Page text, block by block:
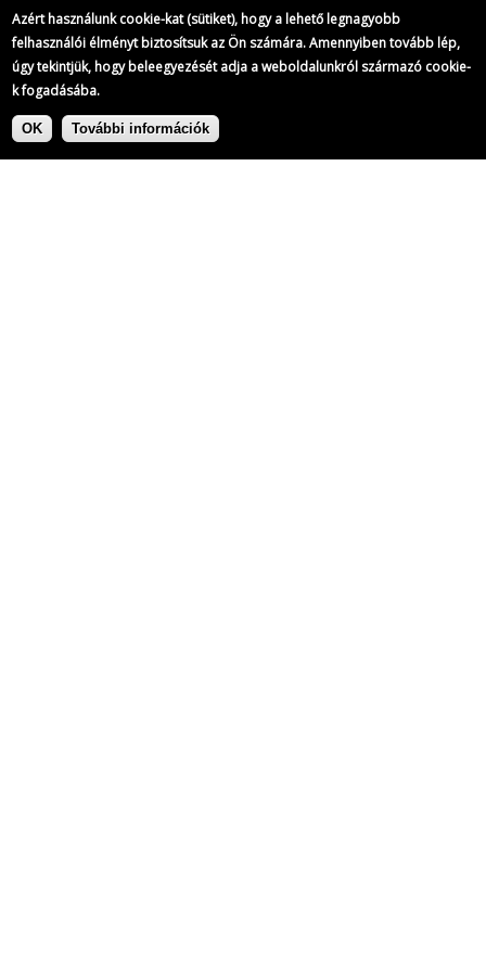
Azért használunk cookie-kat (sütiket), hogy a lehető legnagyobb
felhasználói élményt biztosítsuk az Ön számára. Amennyiben tovább lép,
úgy tekintjük, hogy beleegyezését adja a weboldalunkról származó cookie-
k fogadásába.
OK További információk
Ugrás
Címke: